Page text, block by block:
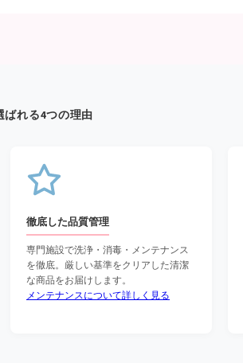
ばれる4つの理由
徹底した品質管理
専門施設で洗浄・消毒・メンテナンス
を徹底。厳しい基準をクリアした清潔
な商品をお届けします。
メンテナンスについて詳しく見る